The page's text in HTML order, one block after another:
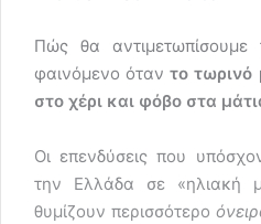
Πώς θα αντιμετωπίσουμε
φαινόμενο όταντο τωρινό
στο χέρι και φόβο στα
Οι επενδύσεις που
την Ελλάδα σε «ηλιακή
θυμίζουν περισσότερο